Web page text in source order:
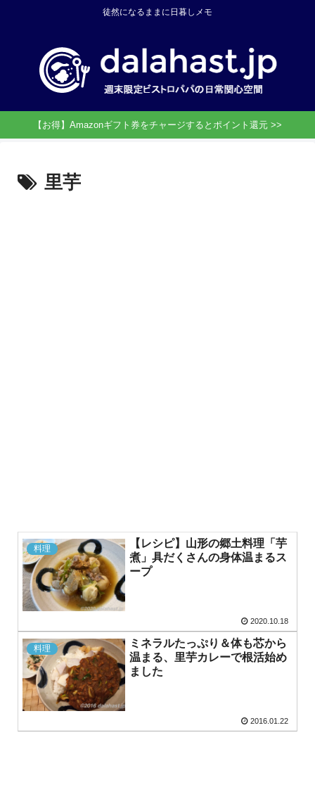
徒然になるままに日暮しメモ
【お得】Amazonギフト券をチャージするとポイント還元 >>
里芋
料理
【レシピ】山形の郷土料理「芋
煮」具だくさんの身体温まるス
ープ
2020.10.18
料理
ミネラルたっぷり＆体も芯から
温まる、里芋カレーで根活始め
ました
2016.01.22